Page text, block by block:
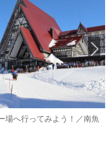
場へ行ってみよう！／南魚